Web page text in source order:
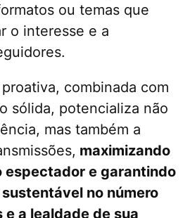
ou temas que
o interesse e a
combinada com
sólida, potencializa não
mas também a
maximizando
espectador e garantindo
no número
a lealdade de sua